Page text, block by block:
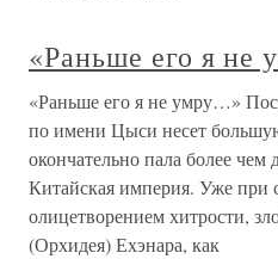
«Раньше его я не
«Раньше его я не умру…»
по имени Цыси несет
окончательно пала более чем
Китайская империя. Уже при
олицетворением хитрости,
(Орхидея) Ехэнара, как